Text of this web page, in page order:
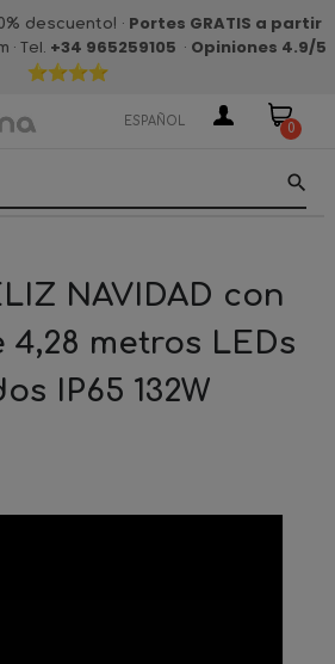
descuento! · Portes GRATIS a partir
· Tel. +34 965259105 · Opiniones 4.9/5
ESPAÑOL 0
search
NAVIDAD con
metros LEDs
IP65 132W